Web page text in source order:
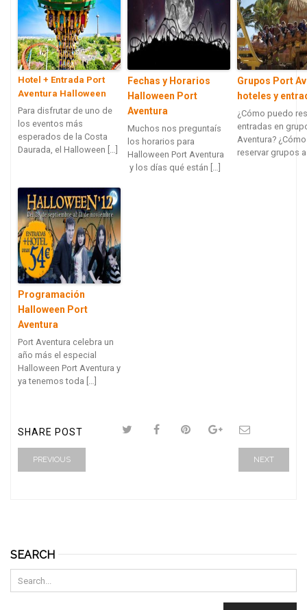
Hotel + Entrada Port
Aventura Halloween
Para disfrutar de uno de
los eventos más
esperados de la Costa
Daurada, el Halloween […]
Fechas y Horarios
Halloween Port
Aventura
Muchos nos preguntaís
los horarios para
Halloween Port Aventura
y los días qué están […]
Grupos Port
hoteles y
¿Cómo puedo
entradas en
Aventura?
reservar grupos
Programación
Halloween Port
Aventura
Port Aventura celebra un
año más el especial
Halloween Port Aventura y
ya tenemos toda […]
SHARE POST
PREVIOUS NEXT
SEARCH